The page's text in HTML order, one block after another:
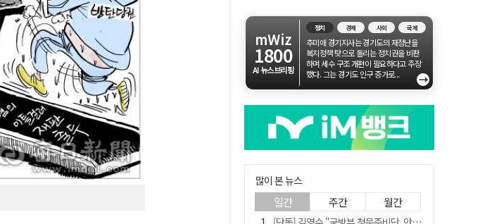
mWiz
1800
AI 뉴스브리핑
정치 경제 사회 국제
추미애 경기지사는 경기도의 재정난을
복지정책 탓으로 돌리는 정치권을 비판
하며 세수 구조 개편이 필요하다고 주장
했다. 그는 경기도 인구 증가로...
→
많이 본 뉴스
일간 주간 월간